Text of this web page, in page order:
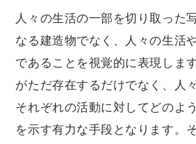
人々の生活の一部を切り取った
なる建造物でなく、人々の生活
であることを視覚的に表現しま
がただ存在するだけでなく、人
それぞれの活動に対してどのよ
を示す有力な手段となります。